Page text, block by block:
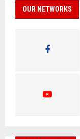
h
OUR NETWORKS